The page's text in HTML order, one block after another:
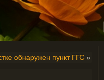
обнаружен пункт ГГС »